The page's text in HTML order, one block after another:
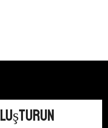
Yıkama